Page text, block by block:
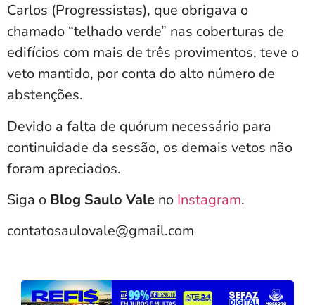
Carlos (Progressistas), que obrigava o
chamado “telhado verde” nas coberturas de
edifícios com mais de três provimentos, teve o
veto mantido, por conta do alto número de
abstenções.
Devido a falta de quórum necessário para
continuidade da sessão, os demais vetos não
foram apreciados.
Siga o Blog Saulo Vale no Instagram.
contatosaulovale@gmail.com